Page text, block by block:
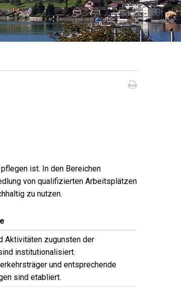
ist. In den Bereichen
von qualifizierten Arbeitsplätzen
zu nutzen.
Aktivitäten zugunsten der
institutionalisiert.
und entsprechende
sind etabliert.